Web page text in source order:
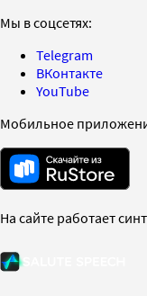
Мы в соцсетях:
Telegram
ВКонтакте
YouTube
Мобильное
На сайте работает